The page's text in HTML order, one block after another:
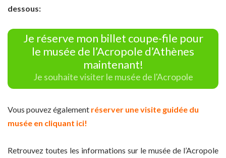
dessous:
Je réserve mon billet coupe-file pour
le musée de l’Acropole d’Athènes
maintenant!
Je souhaite visiter le musée de l'Acropole
Vous pouvez également réserver une visite guidée du
musée en cliquant ici!
Retrouvez toutes les informations sur le musée de l’Acropole